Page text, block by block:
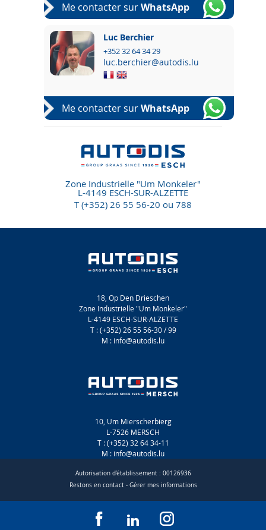
Me contacter surWhatsApp
Luc Berchier
+352 32 64 34 29
luc.berchier@autodis.lu
Me contacter surWhatsApp
Zone Industrielle "Um Monkeler"
L-4149 ESCH-SUR-ALZETTE
T (+352) 26 55 56-20 ou 788
18, Op Den Drieschen
Zone Industrielle "Um Monkeler"
L-4149 ESCH-SUR-ALZETTE
T : (+352) 26 55 56-30 / 99
M : info@autodis.lu
10, Um Mierscherbierg
L-7526 MERSCH
T : (+352) 32 64 34-11
M : info@autodis.lu
Autorisation d’établissement : 00126936
Restons en contact- Gérer mes informations